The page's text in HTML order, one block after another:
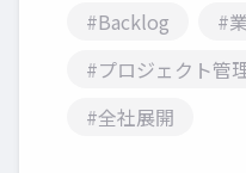
#Backlog
#
#プロジェクト管
#全社展開